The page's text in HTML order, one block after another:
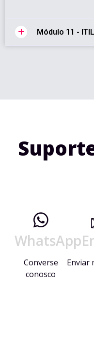
Módulo 11 -
WhatsApp
Converse
conosco
Enviar